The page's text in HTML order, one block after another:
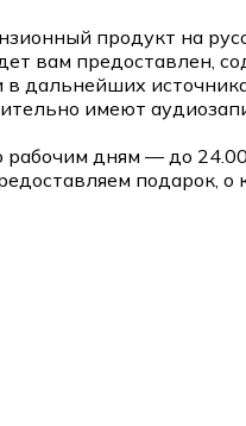
продукт на
вам предоставлен,
в дальнейших
имеют
рабочим дням — до
подарок, о